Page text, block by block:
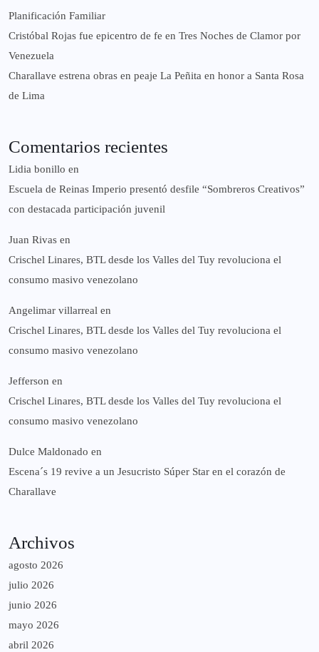
Planificación Familiar
Cristóbal Rojas fue epicentro de fe en Tres Noches de Clamor por
Venezuela
Charallave estrena obras en peaje La Peñita en honor a Santa Rosa
de Lima
Comentarios recientes
Lidia bonillo en
Escuela de Reinas Imperio presentó desfile “Sombreros Creativos”
con destacada participación juvenil
Juan Rivas en
Crischel Linares, BTL desde los Valles del Tuy revoluciona el
consumo masivo venezolano
Angelimar villarreal en
Crischel Linares, BTL desde los Valles del Tuy revoluciona el
consumo masivo venezolano
Jefferson en
Crischel Linares, BTL desde los Valles del Tuy revoluciona el
consumo masivo venezolano
Dulce Maldonado en
Escena´s 19 revive a un Jesucristo Súper Star en el corazón de
Charallave
Archivos
agosto 2026
julio 2026
junio 2026
mayo 2026
abril 2026